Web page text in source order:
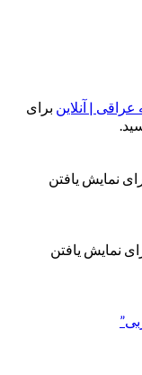
| آنلاین برای
نمایش یافتن
نمایش یافتن